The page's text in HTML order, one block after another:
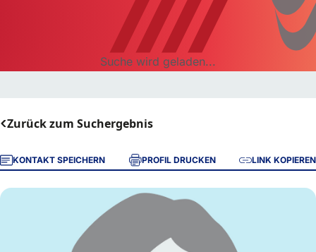
Suche wird geladen...
Zurück zum Suchergebnis
KONTAKT SPEICHERN PROFIL DRUCKEN LINK KOPIEREN